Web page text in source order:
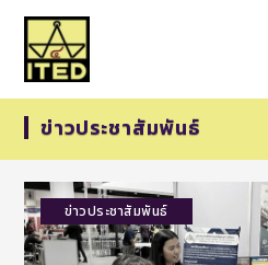
ข่าวประชาสัมพันธ์
ข่าวประชาสัมพันธ์